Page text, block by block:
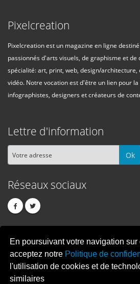
En poursuivant votre navigation sur
acceptez notre Politique de
l'utilisation de cookies et de
similaires
Pixelcreation
Pixelcreation est un magazine en ligne
passionnés d'arts visuels, de graphisme et
spécialité: art, print, web, design/
vidéo. Notre vocation est d'être un lien pour
infographistes, designers et créateurs de
Lettre d'information
Ok
Réseaux sociaux
PIXELCREATION